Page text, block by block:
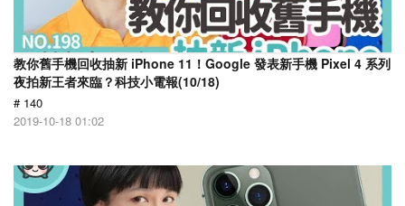
教你舊手機回收抽新 iPhone 11！Google 發表新手機 Pixel 4 系列
夜拍新王者來臨？科技小電報(10/18)
# 140
2019-10-18 01:02